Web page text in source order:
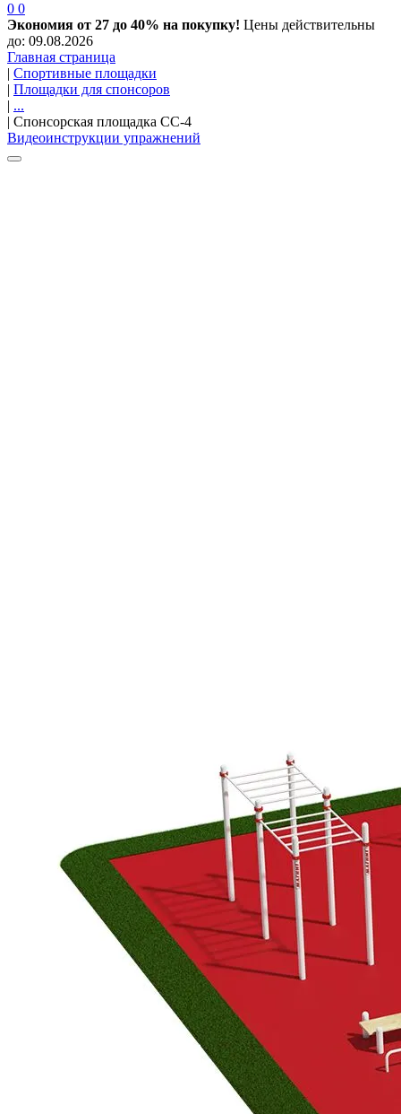
0 0
Экономия от 27 до 40% на покупку! Цены действительны
до: 09.08.2026
Главная страница
| Спортивные площадки
| Площадки для спонсоров
| ...
| Спонсорская площадка СС-4
Видеоинструкции упражнений